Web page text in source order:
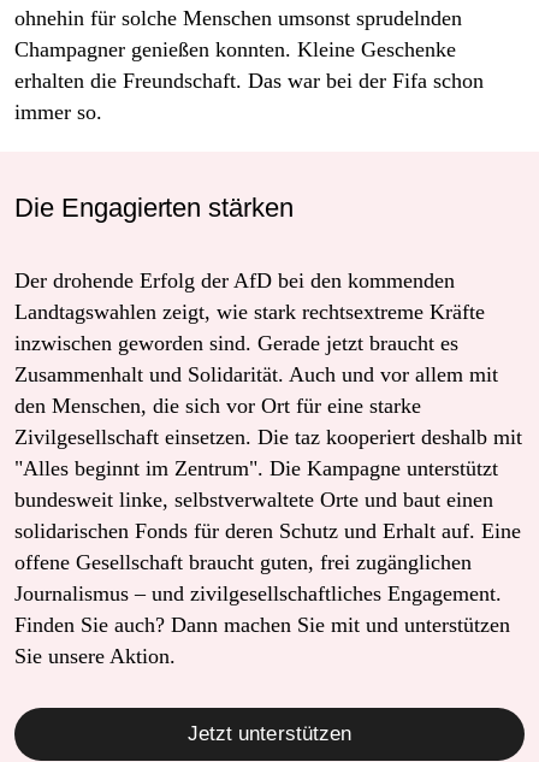
ohnehin für solche Menschen umsonst sprudelnden
Champagner genießen konnten. Kleine Geschenke
erhalten die Freundschaft. Das war bei der Fifa schon
immer so.
Die Engagierten stärken
Der drohende Erfolg der AfD bei den kommenden
Landtagswahlen zeigt, wie stark rechtsextreme Kräfte
inzwischen geworden sind. Gerade jetzt braucht es
Zusammenhalt und Solidarität. Auch und vor allem mit
den Menschen, die sich vor Ort für eine starke
Zivilgesellschaft einsetzen. Die taz kooperiert deshalb mit
"Alles beginnt im Zentrum". Die Kampagne unterstützt
bundesweit linke, selbstverwaltete Orte und baut einen
solidarischen Fonds für deren Schutz und Erhalt auf. Eine
offene Gesellschaft braucht guten, frei zugänglichen
Journalismus – und zivilgesellschaftliches Engagement.
Finden Sie auch? Dann machen Sie mit und unterstützen
Sie unsere Aktion.
Jetzt unterstützen